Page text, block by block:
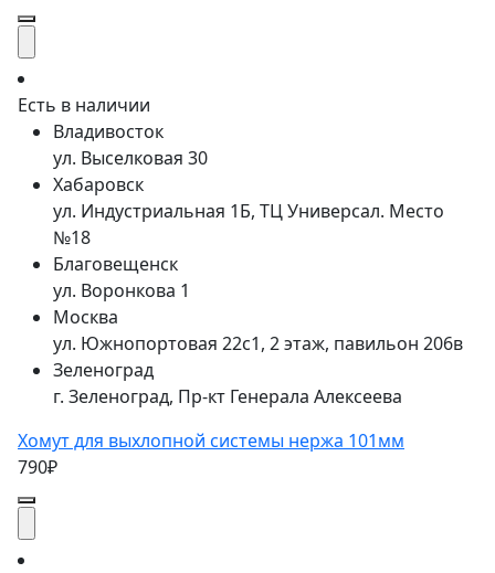
Есть в наличии
Владивосток
ул. Выселковая 30
Хабаровск
ул. Индустриальная 1Б, ТЦ Универсал. Место
№18
Благовещенск
ул. Воронкова 1
Москва
ул. Южнопортовая 22с1, 2 этаж, павильон 206в
Зеленоград
г. Зеленоград, Пр-кт Генерала Алексеева
Хомут для выхлопной системы нержа 101мм
790₽